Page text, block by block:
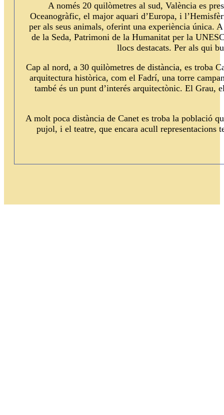
A només 20 quilòmetres al sud, València es
Oceanogràfic, el major aquari d’Europa, i
per als seus animals, oferint una experiència única.
de la Seda, Patrimoni de la Humanitat per la
llocs destacats. Per als qui
Cap al nord, a 30 quilòmetres de distància, es troba
arquitectura històrica, com el Fadrí, una torre
també és un punt d’interés arquitectònic. El Grau,
A molt poca distància de Canet es troba la població
pujol, i el teatre, que encara acull representacions